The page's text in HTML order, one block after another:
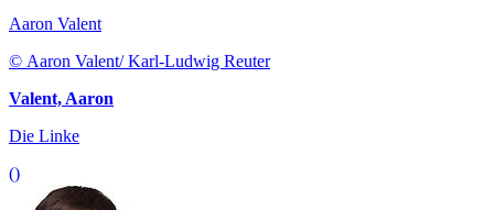
Aaron Valent
© Aaron Valent/ Karl-Ludwig Reuter
Valent, Aaron
Die Linke
()